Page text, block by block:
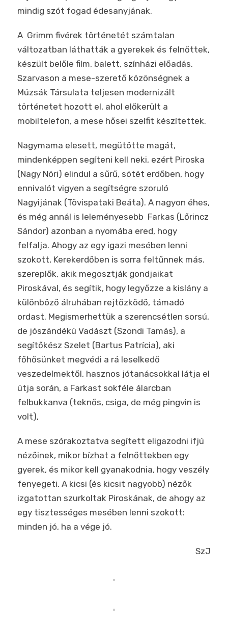
mindig szót fogad édesanyjának.
A Grimm fivérek történetét számtalan
változatban láthatták a gyerekek és felnőttek,
készült belőle film, balett, színházi előadás.
Szarvason a mese-szerető közönségnek a
Múzsák Társulata teljesen modernizált
történetet hozott el, ahol előkerült a
mobiltelefon, a mese hősei szelfit készítettek.
Nagymama elesett, megütötte magát,
mindenképpen segíteni kell neki, ezért Piroska
(Nagy Nóri) elindul a sűrű, sötét erdőben, hogy
ennivalót vigyen a segítségre szoruló
Nagyijának (Tövispataki Beáta). A nagyon éhes,
és még annál is leleményesebb Farkas (Lőrincz
Sándor) azonban a nyomába ered, hogy
felfalja. Ahogy az egy igazi mesében lenni
szokott, Kerekerdőben is sorra feltűnnek más.
szereplők, akik megosztják gondjaikat
Piroskával, és segítik, hogy legyőzze a kislány a
különböző álruhában rejtőzködő, támadó
ordast. Megismerhettük a szerencsétlen sorsú,
de jószándékú Vadászt (Szondi Tamás), a
segítőkész Szelet (Bartus Patrícia), aki
főhősünket megvédi a rá leselkedő
veszedelmektől, hasznos jótanácsokkal látja el
útja során, a Farkast sokféle álarcban
felbukkanva (teknős, csiga, de még pingvin is
volt),
A mese szórakoztatva segített eligazodni ifjú
nézőinek, mikor bízhat a felnőttekben egy
gyerek, és mikor kell gyanakodnia, hogy veszély
fenyegeti. A kicsi (és kicsit nagyobb) nézők
izgatottan szurkoltak Piroskának, de ahogy az
egy tisztességes mesében lenni szokott:
minden jó, ha a vége jó.
SzJ